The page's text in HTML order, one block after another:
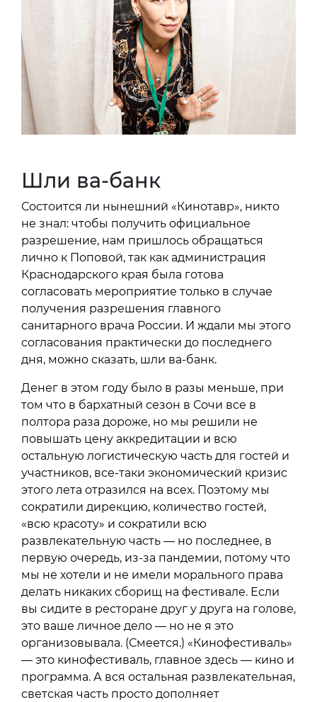
Шли ва-банк
Состоится ли нынешний «Кинотавр», никто
не знал: чтобы получить официальное
разрешение, нам пришлось обращаться
лично к Поповой, так как администрация
Краснодарского края была готова
согласовать мероприятие только в случае
получения разрешения главного
санитарного врача России. И ждали мы этого
согласования практически до последнего
дня, можно сказать, шли ва-банк.
Денег в этом году было в разы меньше, при
том что в бархатный сезон в Сочи все в
полтора раза дороже, но мы решили не
повышать цену аккредитации и всю
остальную логистическую часть для гостей и
участников, все-таки экономический кризис
этого лета отразился на всех. Поэтому мы
сократили дирекцию, количество гостей,
«всю красоту» и сократили всю
развлекательную часть — но последнее, в
первую очередь, из-за пандемии, потому что
мы не хотели и не имели морального права
делать никаких сборищ на фестивале. Если
вы сидите в ресторане друг у друга на голове,
это ваше личное дело — но не я это
организовывала. (Смеется.) «Кинофестиваль»
— это кинофестиваль, главное здесь — кино и
программа. А вся остальная развлекательная,
светская часть просто дополняет